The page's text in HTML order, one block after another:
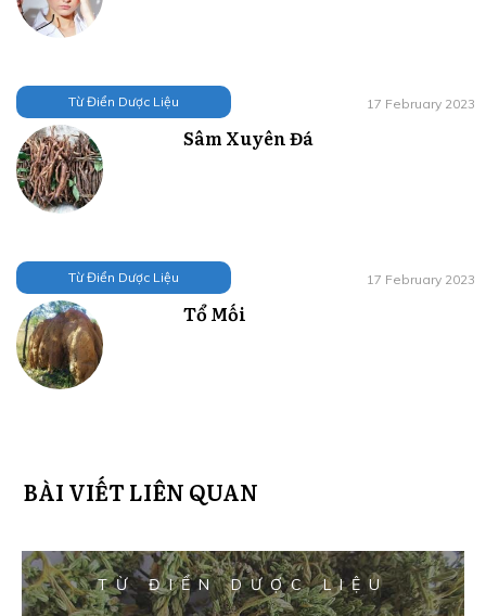
Từ Điển Dược Liệu 17 February 2023
Sâm Xuyên Đá
Từ Điển Dược Liệu 17 February 2023
Tổ Mối
BÀI VIẾT LIÊN QUAN
TỪ ĐIỂN DƯỢC LIỆU